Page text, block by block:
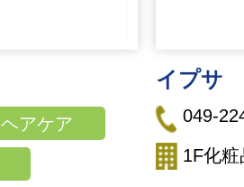
ヘアケア
イプサ
049-
1F化